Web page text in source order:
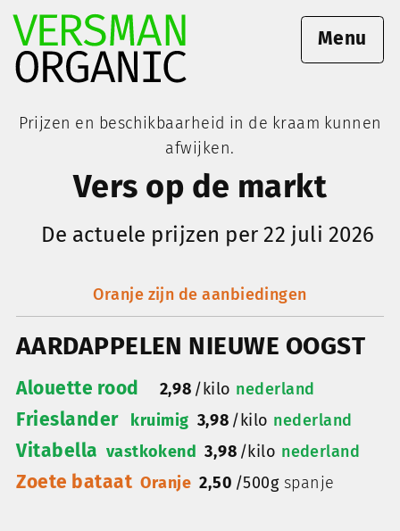
Menu
Prijzen en beschikbaarheid in de kraam kunnen
afwijken.
Vers op de markt
De actuele prijzen per 22 juli 2026
Oranje zijn de aanbiedingen
AARDAPPELEN NIEUWE OOGST
Alouette rood 2,98 / kilo nederland
Frieslander kruimig 3,98 / kilo nederland
Vitabella vastkokend 3,98 / kilo nederland
Zoete bataat Oranje 2,50 /500g spanje